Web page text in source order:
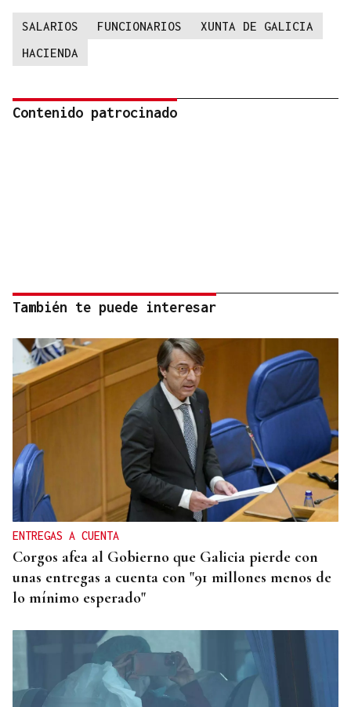
SALARIOS FUNCIONARIOS
XUNTA DE GALICIA
HACIENDA
Contenido patrocinado
También te puede interesar
ENTREGAS A CUENTA
Corgos afea al Gobierno que Galicia pierde con
unas entregas a cuenta con "91 millones menos de
lo mínimo esperado"